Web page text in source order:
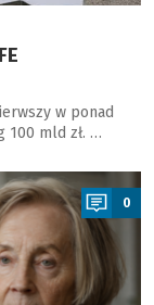
w ponad
100 mld zł. …
0